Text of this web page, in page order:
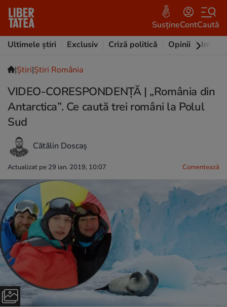
SusțineContCaută
Ultimele știri
Exclusiv Criză politică Opinii
|Ştiri|Știri România
VIDEO-CORESPONDENŢĂ | „România din
Antarctica”. Ce caută trei români la Polul
Sud
Cătălin Doscaș
Actualizat pe 29 ian. 2019, 10:07 Comentează